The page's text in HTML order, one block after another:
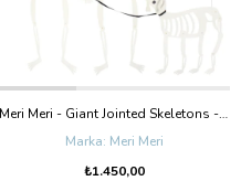
Meri Meri - Giant Jointed Skeletons - Dev İskelet Dekorlar (3'Lü)
Meri Meri
₺1.450,00